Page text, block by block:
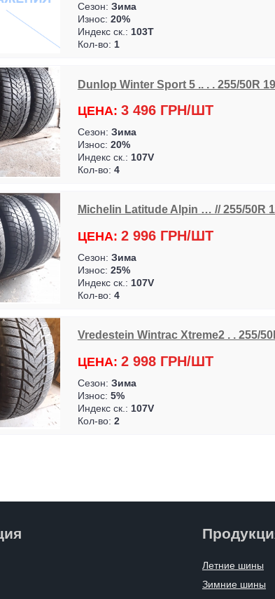
Сезон: Зима
Износ: 20%
Индекс ск.: 103T
Кол-во: 1
Dunlop Winter Sport 5 .. . . 255/50R 19
ЦЕНА: 3 496 ГРН/ШТ
Сезон: Зима
Износ: 20%
Индекс ск.: 107V
Кол-во: 4
Michelin Latitude Alpin … // 255/50R
ЦЕНА: 2 996 ГРН/ШТ
Сезон: Зима
Износ: 25%
Индекс ск.: 107V
Кол-во: 4
Vredestein Wintrac Xtreme2 . . 255/
ЦЕНА: 2 998 ГРН/ШТ
Сезон: Зима
Износ: 5%
Индекс ск.: 107V
Кол-во: 2
Летние шины
Зимние шины